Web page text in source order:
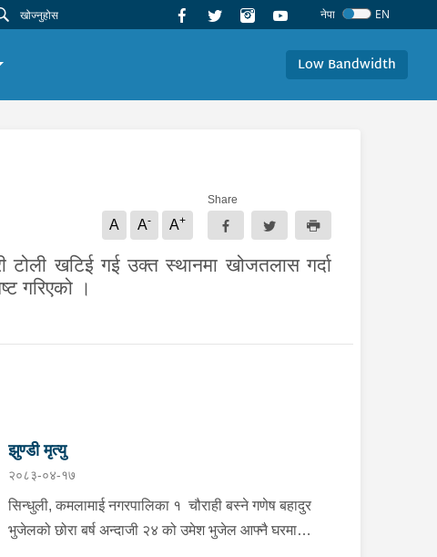
नेपा EN
Low Bandwidth
A A- A+
Share
टोली खटिई गई उक्त स्थानमा खोजतलास गर्दा
गरिएको ।
झुण्डी मृत्यु
२०८३-०४-१७
सिन्धुली, कमलामाई नगरपालिका १ चौराही बस्ने गणेष बहादुर
भुजेलको छोरा बर्ष अन्दाजी २४ को उमेश भुजेल आफ्नै घरमा